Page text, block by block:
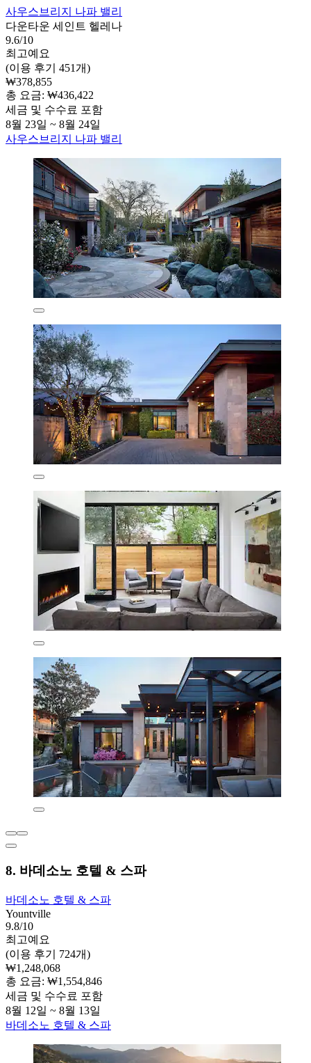
사우스브리지 나파 밸리
다운타운 세인트 헬레나
9.6/10
최고예요
(이용 후기 451개)
₩378,855
총 요금: ₩436,422
세금 및 수수료 포함
8월 23일 ~ 8월 24일
사우스브리지 나파 밸리
8. 바데소노 호텔 & 스파
바데소노 호텔 & 스파
Yountville
9.8/10
최고예요
(이용 후기 724개)
₩1,248,068
총 요금: ₩1,554,846
세금 및 수수료 포함
8월 12일 ~ 8월 13일
바데소노 호텔 & 스파